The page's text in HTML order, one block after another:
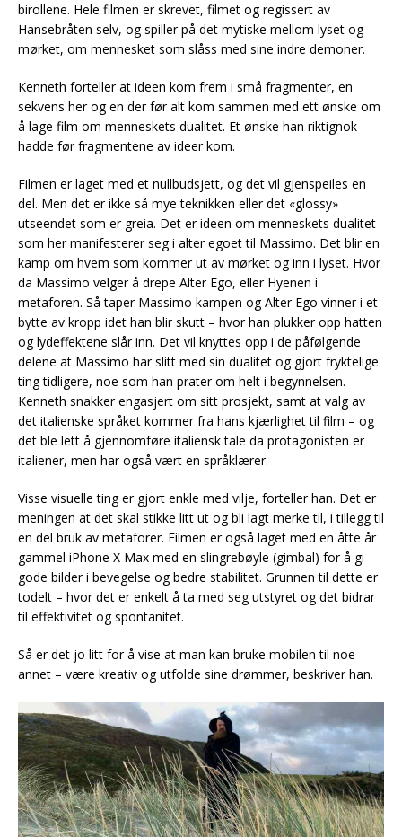
birollene. Hele filmen er skrevet, filmet og regissert av
Hansebråten selv, og spiller på det mytiske mellom lyset og
mørket, om mennesket som slåss med sine indre demoner.
Kenneth forteller at ideen kom frem i små fragmenter, en
sekvens her og en der før alt kom sammen med ett ønske om
å lage film om menneskets dualitet. Et ønske han riktignok
hadde før fragmentene av ideer kom.
Filmen er laget med et nullbudsjett, og det vil gjenspeiles en
del. Men det er ikke så mye teknikken eller det «glossy»
utseendet som er greia. Det er ideen om menneskets dualitet
som her manifesterer seg i alter egoet til Massimo. Det blir en
kamp om hvem som kommer ut av mørket og inn i lyset. Hvor
da Massimo velger å drepe Alter Ego, eller Hyenen i
metaforen. Så taper Massimo kampen og Alter Ego vinner i et
bytte av kropp idet han blir skutt – hvor han plukker opp hatten
og lydeffektene slår inn. Det vil knyttes opp i de påfølgende
delene at Massimo har slitt med sin dualitet og gjort fryktelige
ting tidligere, noe som han prater om helt i begynnelsen.
Kenneth snakker engasjert om sitt prosjekt, samt at valg av
det italienske språket kommer fra hans kjærlighet til film – og
det ble lett å gjennomføre italiensk tale da protagonisten er
italiener, men har også vært en språklærer.
Visse visuelle ting er gjort enkle med vilje, forteller han. Det er
meningen at det skal stikke litt ut og bli lagt merke til, i tillegg til
en del bruk av metaforer. Filmen er også laget med en åtte år
gammel iPhone X Max med en slingrebøyle (gimbal) for å gi
gode bilder i bevegelse og bedre stabilitet. Grunnen til dette er
todelt – hvor det er enkelt å ta med seg utstyret og det bidrar
til effektivitet og spontanitet.
Så er det jo litt for å vise at man kan bruke mobilen til noe
annet – være kreativ og utfolde sine drømmer, beskriver han.